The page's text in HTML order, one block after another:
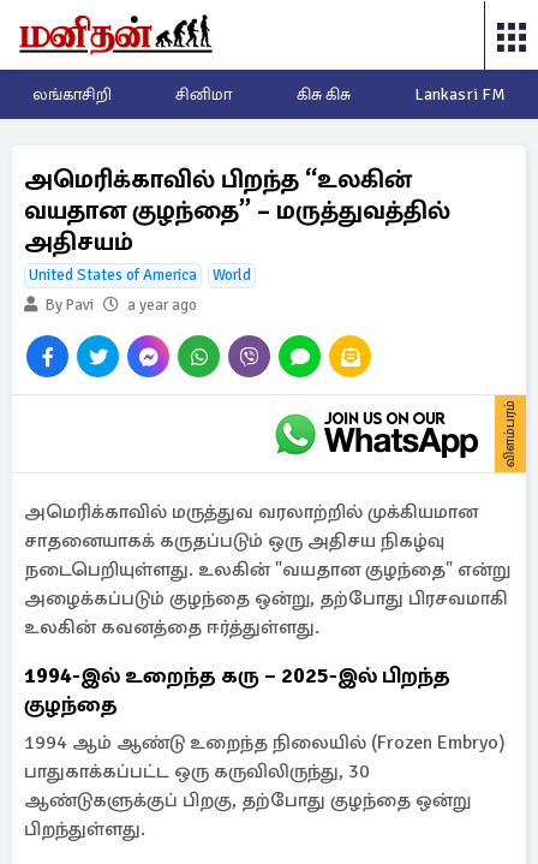
லங்காசிறி சினிமா கிசு கிசு Lankasri FM
அமெரிக்காவில் பிறந்த “உலகின்
வயதான குழந்தை” – மருத்துவத்தில்
அதிசயம்
United States of America
World
By Pavi
a year ago
விளம்பரம்
அமெரிக்காவில் மருத்துவ வரலாற்றில் முக்கியமான
சாதனையாகக் கருதப்படும் ஒரு அதிசய நிகழ்வு
நடைபெறியுள்ளது. உலகின் "வயதான குழந்தை" என்று
அழைக்கப்படும் குழந்தை ஒன்று, தற்போது பிரசவமாகி
உலகின் கவனத்தை ஈர்த்துள்ளது.
1994-இல் உறைந்த கரு – 2025-இல் பிறந்த
குழந்தை
1994 ஆம் ஆண்டு உறைந்த நிலையில் (Frozen Embryo)
பாதுகாக்கப்பட்ட ஒரு கருவிலிருந்து, 30
ஆண்டுகளுக்குப் பிறகு, தற்போது குழந்தை ஒன்று
பிறந்துள்ளது.